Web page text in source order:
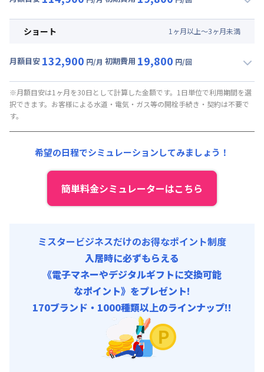
その他費用 :
初期費用
月額賃料目安(30日利用)
光熱費他 : 24,000円/月 (800円/日) (税抜)
その他費用 :
火災保険料: 1,500円/月
初期費用
ショート 1 ヶ月以上～3ヶ月未満
月額目安 132,900 円/月 初期費用 19,800 円/回
月額賃料目安(30日利用)
賃料 : 105,000円/月 (3,500円/日)
光熱費他 :
その他費用 :
火災保険料: 1,500円/月
事務手数料 : 10,000円/回 (税抜)
※月額目安は1ヶ月を30日として計算した金額です。1日単位で利用期間を選
択できます。お客様による水道・電気・ガス等の開栓手続き・契約は不要で
す。
希望の日程でシミュレーションしてみましょう！
簡単料金シミュレーターはこちら
ミスタービジネスだけのお得なポイント制度
入居時に必ずもらえる
《電子マネーやデジタルギフトに交換可能
なポイント》をプレゼント!
170ブランド・1000種類以上のラインナップ!!